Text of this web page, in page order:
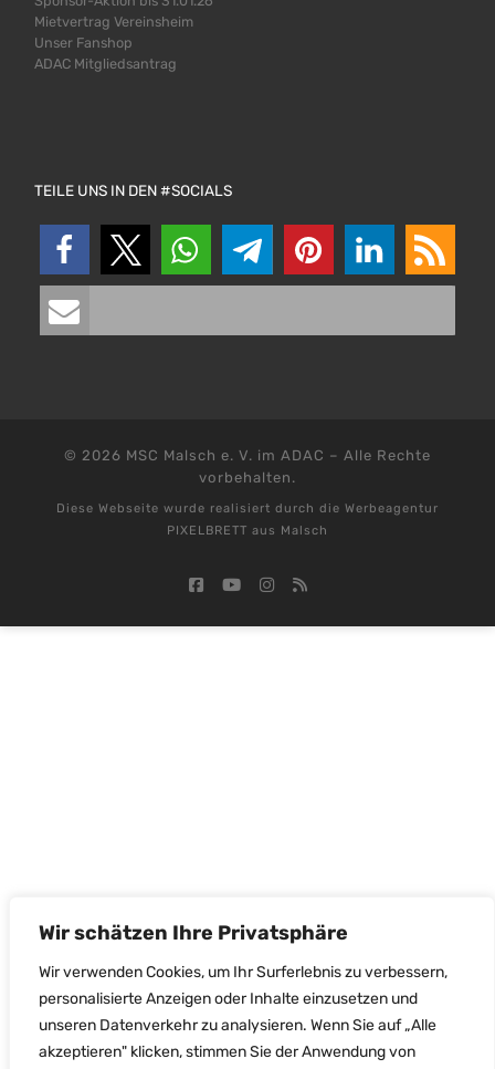
Wir schätzen Ihre Privatsphäre
Wir verwenden Cookies, um Ihr Surferlebnis zu verbessern,
personalisierte Anzeigen oder Inhalte einzusetzen und
unseren Datenverkehr zu analysieren. Wenn Sie auf „Alle
akzeptieren" klicken, stimmen Sie der Anwendung von
Mietvertrag Vereinsheim
Unser Fanshop
ADAC Mitgliedsantrag
TEILE UNS IN DEN #SOCIALS
© 2026 MSC Malsch e. V. im ADAC – Alle Rechte
vorbehalten.
Diese Webseite wurde realisiert durch die Werbeagentur
PIXELBRETT aus Malsch